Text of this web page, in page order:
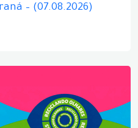
– (07.08.2026)